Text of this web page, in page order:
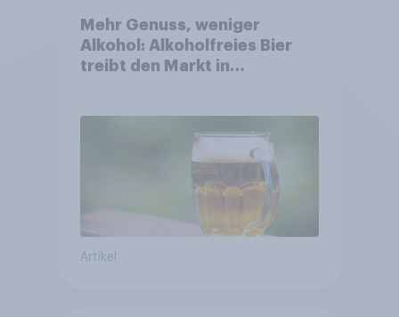
Mehr Genuss, weniger
Alkohol: Alkoholfreies Bier
treibt den Markt in
Artikel